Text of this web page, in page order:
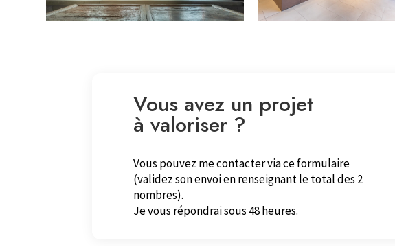
Vous avez un projet
à valoriser ?
Vous pouvez me contacter via ce formulaire
(validez son envoi en renseignant le total des 2
nombres).
Je vous répondrai sous 48 heures.